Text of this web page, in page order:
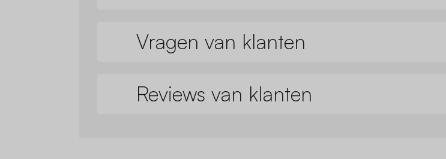
Vragen van klanten
Reviews van klanten